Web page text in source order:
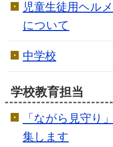
児童生徒用ヘル
について
中学校
学校教育担当
「ながら見守り
集します